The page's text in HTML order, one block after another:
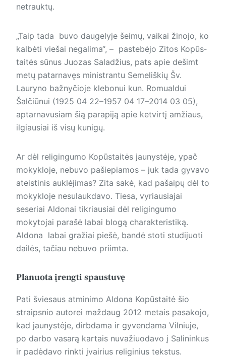
netrauktų.
„Taip tada buvo daugelyje šeimų, vaikai žinojo, ko
kalbėti viešai negalima“, – pastebėjo Zitos Ko­pūs­
taitės sūnus Juozas Saladžius, pats apie dešimt
metų patarnavęs ministrantu Semeliškių Šv.
Lauryno bažnyčioje klebonui kun. Romualdui
Šalčiūnui (1925 04 22–1957 04 17–2014 03 05),
aptarnavusiam šią parapiją apie ketvirtį amžiaus,
ilgiausiai iš visų kunigų.
Ar dėl religingumo Kopūstaitės jaunystėje, ypač
mokykloje, nebuvo pašiepiamos – juk tada gyvavo
ateistinis auklėjimas? Zita sakė, kad pašaipų dėl to
mokykloje nesulaukdavo. Tiesa, vyriausiajai
seseriai Aldonai tikriausiai dėl religingumo
mokytojai parašė labai blogą charakteristiką.
Aldona labai gražiai piešė, bandė stoti studijuoti
dailės, tačiau nebuvo priimta.
Planuota įrengti spaustuvę
Pati šviesaus atminimo Aldona Kopūstaitė šio
straipsnio autorei maždaug 2012 metais pasakojo,
kad jaunystėje, dirbdama ir gyvendama Vilniuje,
po darbo vasarą kartais nuvažiuodavo į Salininkus
ir padėdavo rinkti įvairius religinius tekstus.